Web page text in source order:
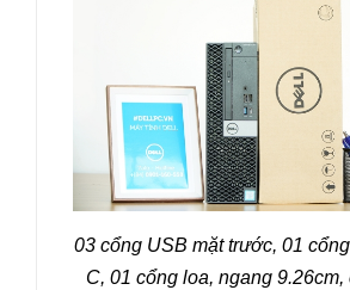
03 cổng USB mặt trước, 01
C, 01 cổng loa, ngang 9.26cm,